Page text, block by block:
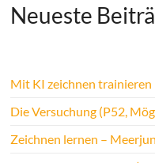
Neueste
Mit KI zeichnen trainieren
Die Versuchung (P52,
Zeichnen lernen –